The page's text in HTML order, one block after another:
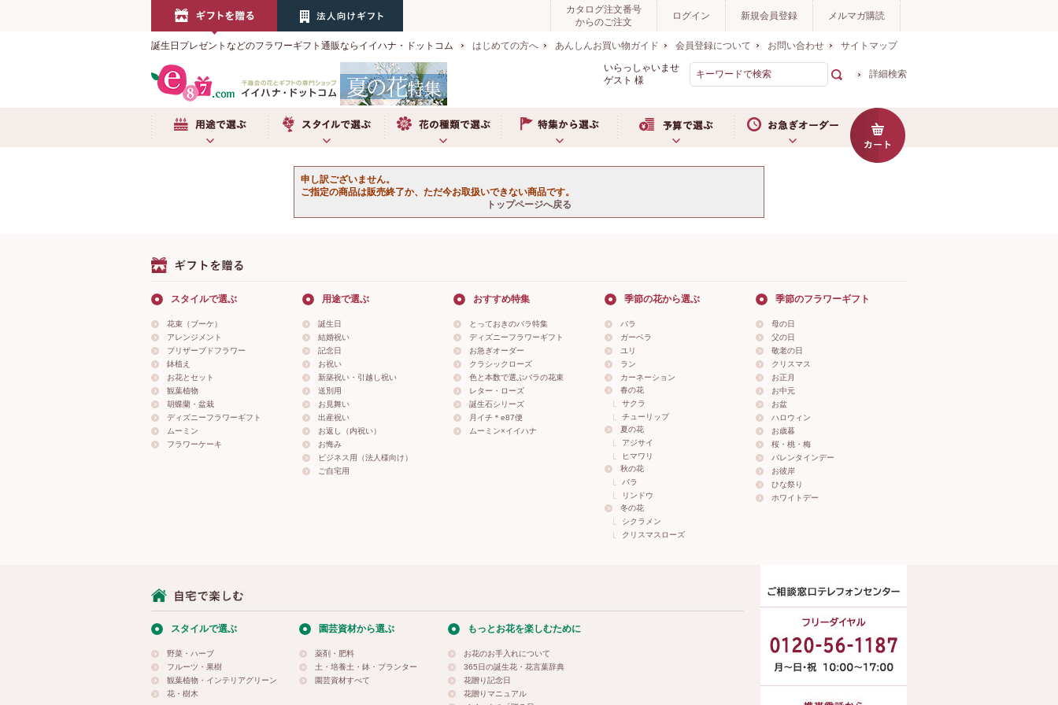
カタログ注文番号
からのご注文
ログイン 新規会員登録 メルマガ購読
誕生日プレゼントなどのフラワーギフト通販ならイイハナ・ドットコム はじめての方へ あんしんお買い物ガイド 会員登録について お問い合わせ
サイトマップ
いらっしゃいませ
ゲスト 様
詳細検索
申し訳ございません。
ご指定の商品は販売終了か、ただ今お取扱いできない商品です。
トップページへ戻る
スタイルで選ぶ
花束（ブーケ）
アレンジメント
プリザーブドフラワー
鉢植え
お花とセット
観葉植物
胡蝶蘭・盆栽
ディズニーフラワーギフト
ムーミン
フラワーケーキ
用途で選ぶ
誕生日
結婚祝い
記念日
お祝い
新築祝い・引越し祝い
送別用
お見舞い
出産祝い
お返し（内祝い）
お悔み
ビジネス用（法人様向け）
ご自宅用
おすすめ特集
とっておきのバラ特集
ディズニーフラワーギフト
お急ぎオーダー
クラシックローズ
色と本数で選ぶバラの花束
レター・ローズ
誕生石シリーズ
月イチ＊e87便
ムーミン×イイハナ
季節の花から選ぶ
バラ
ガーベラ
ユリ
ラン
カーネーション
春の花
サクラ
チューリップ
夏の花
アジサイ
ヒマワリ
秋の花
バラ
リンドウ
冬の花
シクラメン
クリスマスローズ
季節のフラワーギフト
母の日
父の日
敬老の日
クリスマス
お正月
お中元
お盆
ハロウィン
お歳暮
桜・桃・梅
バレンタインデー
お彼岸
ひな祭り
ホワイトデー
スタイルで選ぶ
野菜・ハーブ
フルーツ・果樹
観葉植物・インテリアグリーン
花・樹木
園芸資材から選ぶ
薬剤・肥料
土・培養土・鉢・プランター
園芸資材すべて
もっとお花を楽しむために
お花のお手入れについて
365日の誕生花・花言葉辞典
花贈り記念日
花贈りマニュアル